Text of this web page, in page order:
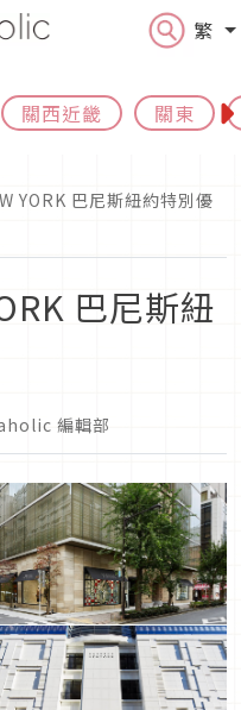
繁
關西近畿 關東
YORK 巴尼斯紐約特別優
巴尼斯紐
編輯部